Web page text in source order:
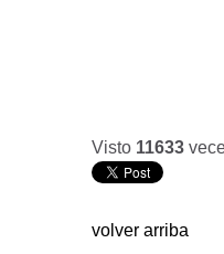
Visto 11633
volver arriba